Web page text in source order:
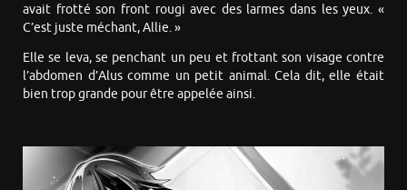
avait frotté son front rougi avec des larmes dans les yeux. «
C’est juste méchant, Allie. »
Elle se leva, se penchant un peu et frottant son visage contre
l’abdomen d’Alus comme un petit animal. Cela dit, elle était
bien trop grande pour être appelée ainsi.